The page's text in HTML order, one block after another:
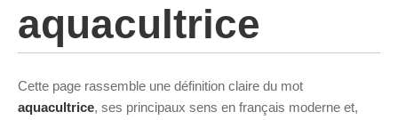
aquacultrice
Cette page rassemble une définition claire du mot
aquacultrice, ses principaux sens en français moderne et,